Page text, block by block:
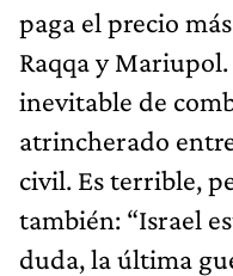
paga el precio
Raqqa y
inevitable de
atrincherado
civil. Es terrible,
también: “Israel
duda, la última